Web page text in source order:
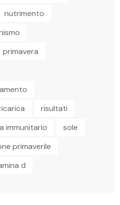
nutrimento
primavera
risultati
immunitario
sole
primaverile
d